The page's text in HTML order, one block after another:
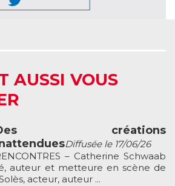
AUSSI VOUS
créations
Diffusée le 17/06/26
– Catherine Schwaab
auteur et metteure en scène de
acteur, auteur ...